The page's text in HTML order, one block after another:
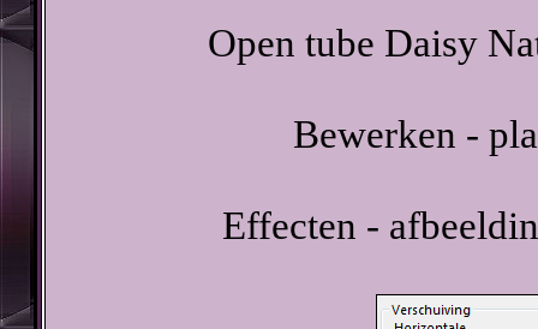
Open tube Daisy
Bewerken -
Effecten -